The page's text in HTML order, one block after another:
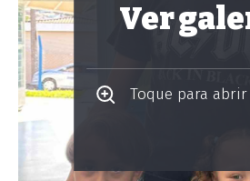
Ver
Toque para